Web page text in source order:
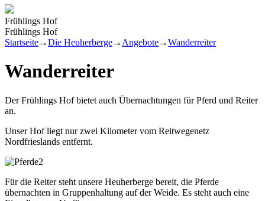
Frühlings Hof
Frühlings Hof
Startseite→Die Heuherberge→ Angebote→Wanderreiter
Wanderreiter
Der Frühlings Hof bietet auch Übernachtungen für Pferd und Reiter
an.
Unser Hof liegt nur zwei Kilometer vom Reitwegenetz
Nordfrieslands entfernt.
Für die Reiter steht unsere Heuherberge bereit, die Pferde
übernachten in Gruppenhaltung auf der Weide. Es steht auch eine